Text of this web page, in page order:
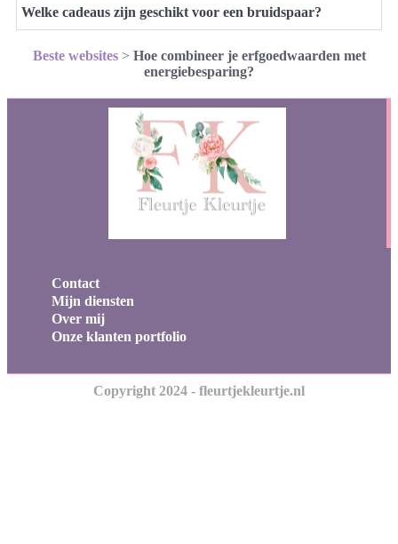
Welke cadeaus zijn geschikt voor een bruidspaar?
Beste websites> Hoe combineer je erfgoedwaarden met
energiebesparing?
Contact
Mijn diensten
Over mij
Onze klanten portfolio
Copyright 2024 - fleurtjekleurtje.nl